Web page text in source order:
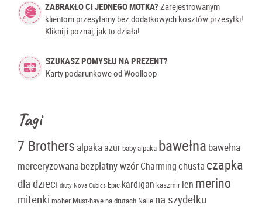
ZABRAKŁO CI JEDNEGO MOTKA? Zarejestrowanym
klientom przesyłamy bez dodatkowych kosztów przesyłki!
Kliknij i poznaj, jak to działa!
SZUKASZ POMYSŁU NA PREZENT?
Karty podarunkowe od Woolloop
Tagi
7 Brothers alpakaażurbaby alpaka bawełna bawełna
merceryzowanabezpłatny wzórCharmingchustaczapka
dla dzieci druty Nova Cubics Epic kardigan kaszmir len merino
mitenki moher Must-havena drutach Nalle na szydełku